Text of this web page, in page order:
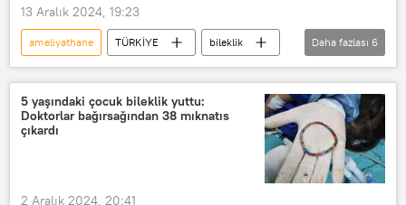
Böbrek nakli
13 Aralık 2024, 19:23
ameliyathane TÜRKİYE
bileklik
Çocuk
Ameliyat
Doktor
Operasyon
Oyuncak
Mıknatıs
Daha fazlası 6
5 yaşındaki çocuk bileklik yuttu:
Doktorlar bağırsağından 38 mıknatıs
çıkardı
2 Aralık 2024, 20:41